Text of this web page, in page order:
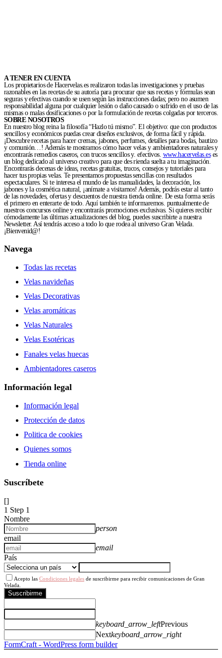
A TENER EN CUENTA
Los propietarios de Hacervelas.es realizaron todas las investigaciones y pruebas
razonables en las recetas de su autoría para procurar que sus recetas y fórmulas sean
seguras y efectivas cuando se usen según las instrucciones dadas; pero no asumen
responsabilidad alguna por cualquier lesión o daño causado o sufrido en el uso de las
mismas o malas dosificaciones o por la formulación de recetas colgadas por terceros.
SOBRE NOSOTROS
En nuestro blog reina la filosofía “Hazlo tú mismo”. El objetivo: que con productos
sencillos y económicos puedas crear diseños exclusivos, de forma fácil y rápida.
¡Descubre recetas para hacer cremas, jabones, perfumes, detalles para bodas, bautizo
y comunión…! Además te mostramos cómo hacer velas y ambientadores naturales y
encontrarás remedios caseros, con trucos sencillos y. efectivos. www.hacervelas.eses
un blog dedicado al universo creativo para que des rienda suelta a tu imaginación.
Encontrarás decenas de ideas, recetas gratuitas, trucos, consejos y tutoriales para
hacer tus propias velas. Te presentamos propuestas sencillas con resultados
espectaculares. Si te interesa el mundo de las manualidades, la decoración, los
jabones y la cosmética natural, ¡anímate a visitarnos! Además, podrás estar al tanto
de las novedades, ofertas y descuentos de nuestra tienda online. De esta forma serás
el primero en enterarte de todo. Aquí también te informaremos. puntualmente de
nuestros concursos online y encontrarás promociones exclusivas. Si quieres recibir
cómodamente las últimas actualizaciones del blog, puedes suscribirte a nuestra
Newsletter. Así tendrás acceso a todo lo que rodea al universo Gran Velada.
¡Bienvenid@!
Navega
Todas las recetas
Velas navideñas
Velas Decorativas
Velas aromáticas
Velas Naturales
Velas Esotéricas
Fanales velas huecas
Ambientadores caseros
Información legal
Información legal
Protección de datos
Politica de cookies
Quienes somos
Tienda online
Suscríbete
[]
1 Step 1
Nombre
person
email
email
País
Acepto las Condiciones legales de suscribirme para recibir comunicaciones de Gran
Velada.
Suscribirme
keyboard_arrow_leftPrevious
Nextkeyboard_arrow_right
FormCraft - WordPress form builder